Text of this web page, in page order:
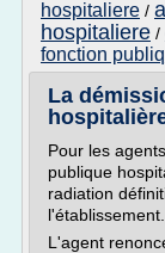
hospitaliere /
hospitaliere /
fonction
La
Pour les
publique
radiation
l'établissement.
L'agent